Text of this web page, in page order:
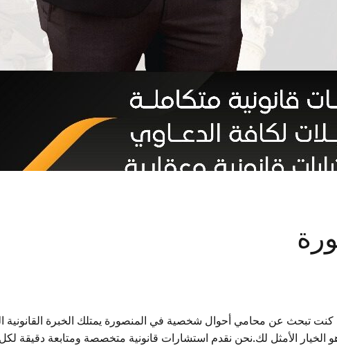
تبحث عن محامي أحوال شخصية في المنصورة يمتلك الخبرة القانونية
هو الخيار الأمثل لك.نحن نقدم استشارات قانونية متخصصة ومتابعة